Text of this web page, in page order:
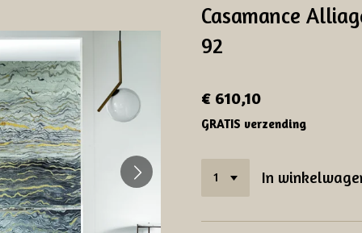
Casamance
92
€ 610,10
GRATIS verzending
In